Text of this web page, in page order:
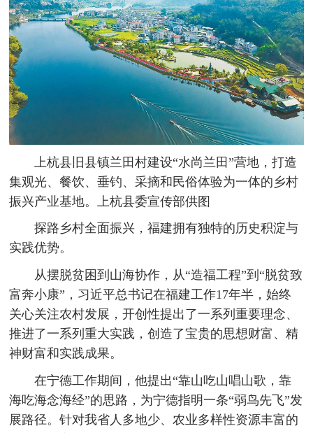
上杭县旧县镇兰田村建设“水尚兰田”营地，打造
集观光、餐饮、垂钓、采摘和民俗体验为一体的乡村
振兴产业基地。上杭县委宣传部供图
探路乡村全面振兴，福建拥有独特的历史积淀与
实践优势。
从摆脱贫困到山海协作，从“造福工程”到“脱贫致
富奔小康”，习近平总书记在福建工作17年半，始终
关心关注农村发展，开创性提出了一系列重要理念、
推进了一系列重大实践，创造了宝贵的思想财富、精
神财富和实践成果。
在宁德工作期间，他提出“靠山吃山唱山歌，靠
海吃海念海经”的思路，为宁德指明一条“弱鸟先飞”发
展路径。针对我省人多地少、农业多样性资源丰富的